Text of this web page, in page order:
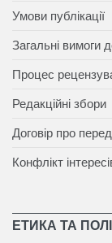
Умови публікації
Загальні вимоги
Процес
Редакційні збори
Договір про
Конфлікт
ЕТИКА ТА